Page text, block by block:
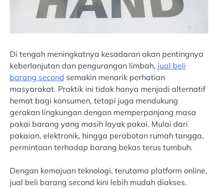
Di tengah meningkatnya kesadaran akan pentingnya
keberlanjutan dan pengurangan limbah, jual beli
barang second semakin menarik perhatian
masyarakat. Praktik ini tidak hanya menjadi alternatif
hemat bagi konsumen, tetapi juga mendukung
gerakan lingkungan dengan memperpanjang masa
pakai barang yang masih layak pakai. Mulai dari
pakaian, elektronik, hingga perabotan rumah tangga,
permintaan terhadap barang bekas terus tumbuh.
Dengan kemajuan teknologi, terutama platform online,
jual beli barang second kini lebih mudah diakses.